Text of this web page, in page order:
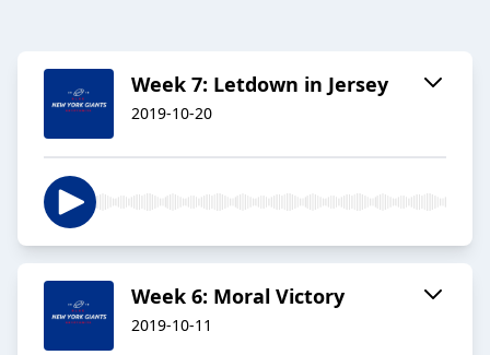
Week 7: Letdown in Jersey
2019-10-20
Week 6: Moral Victory
2019-10-11